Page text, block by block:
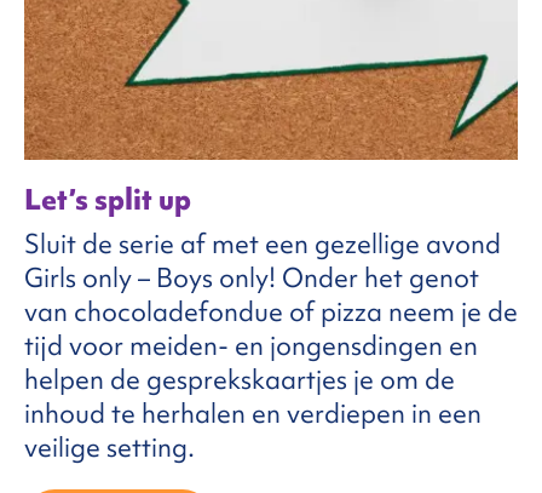
Let’s split up
Sluit de serie af met een gezellige avond
Girls only – Boys only! Onder het genot
van chocoladefondue of pizza neem je de
tijd voor meiden- en jongensdingen en
helpen de gesprekskaartjes je om de
inhoud te herhalen en verdiepen in een
veilige setting.